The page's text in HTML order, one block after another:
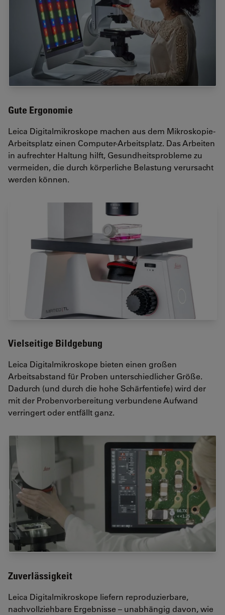
Gute Ergonomie
Leica Digitalmikroskope machen aus dem Mikroskopie-
Arbeitsplatz einen Computer-Arbeitsplatz. Das Arbeiten
in aufrechter Haltung hilft, Gesundheitsprobleme zu
vermeiden, die durch körperliche Belastung verursacht
werden können.
Vielseitige Bildgebung
Leica Digitalmikroskope bieten einen großen
Arbeitsabstand für Proben unterschiedlicher Größe.
Dadurch (und durch die hohe Schärfentiefe) wird der
mit der Probenvorbereitung verbundene Aufwand
verringert oder entfällt ganz.
Zuverlässigkeit
Leica Digitalmikroskope liefern reproduzierbare,
nachvollziehbare Ergebnisse – unabhängig davon, wie